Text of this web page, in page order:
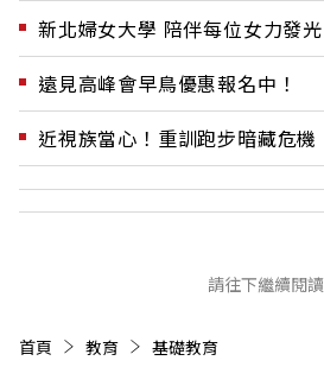
新北婦女大學 陪伴每位女力發光
遠見高峰會早鳥優惠報名中！
近視族當心！重訓跑步暗藏危機
請往下繼續閱讀
首頁 教育 基礎教育